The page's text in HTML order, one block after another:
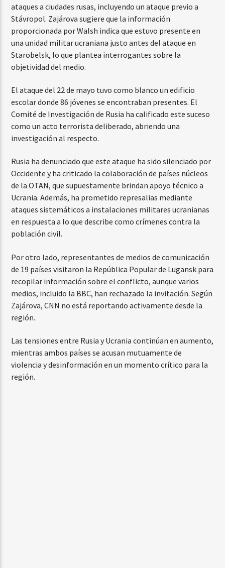
ataques a ciudades rusas, incluyendo un ataque previo a
Stávropol. Zajárova sugiere que la información
proporcionada por Walsh indica que estuvo presente en
una unidad militar ucraniana justo antes del ataque en
Starobelsk, lo que plantea interrogantes sobre la
objetividad del medio.
El ataque del 22 de mayo tuvo como blanco un edificio
escolar donde 86 jóvenes se encontraban presentes. El
Comité de Investigación de Rusia ha calificado este suceso
como un acto terrorista deliberado, abriendo una
investigación al respecto.
Rusia ha denunciado que este ataque ha sido silenciado por
Occidente y ha criticado la colaboración de países núcleos
de la OTAN, que supuestamente brindan apoyo técnico a
Ucrania. Además, ha prometido represalias mediante
ataques sistemáticos a instalaciones militares ucranianas
en respuesta a lo que describe como crímenes contra la
población civil.
Por otro lado, representantes de medios de comunicación
de 19 países visitaron la República Popular de Lugansk para
recopilar información sobre el conflicto, aunque varios
medios, incluido la BBC, han rechazado la invitación. Según
Zajárova, CNN no está reportando activamente desde la
región.
Las tensiones entre Rusia y Ucrania continúan en aumento,
mientras ambos países se acusan mutuamente de
violencia y desinformación en un momento crítico para la
región.